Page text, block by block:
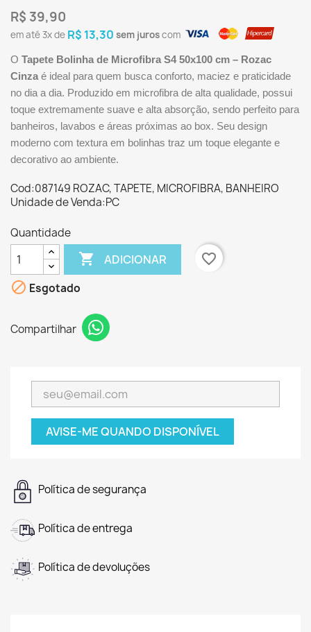
R$ 39,90
em até3xde R$ 13,30 sem juroscom
O Tapete Bolinha de Microfibra S4 50x100 cm – Rozac
Cinzaé ideal para quem busca conforto, maciez e praticidade
no dia a dia. Produzido em microfibra de alta qualidade, possui
toque extremamente suave e alta absorção, sendo perfeito para
banheiros, lavabos e áreas próximas ao box. Seu design
moderno com textura em bolinhas traz um toque elegante e
decorativo ao ambiente.
Cod:087149 ROZAC, TAPETE, MICROFIBRA, BANHEIRO
Unidade de Venda:PC
Quantidade
 ADICIONAR
favorite_border
 Esgotado
Compartilhar
AVISE-ME QUANDO DISPONÍVEL
Política de segurança
Política de entrega
Política de devoluções